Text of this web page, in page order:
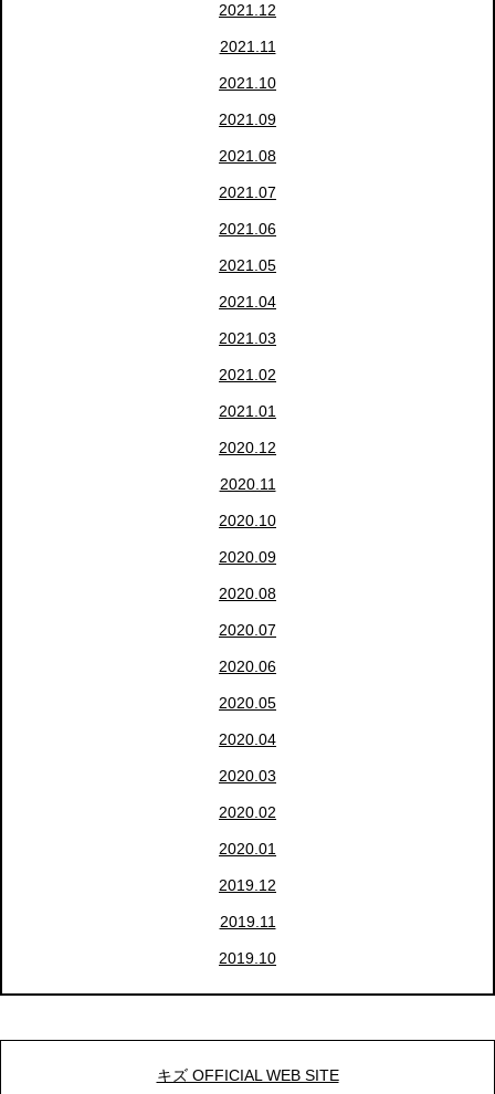
2021.12
2021.11
2021.10
2021.09
2021.08
2021.07
2021.06
2021.05
2021.04
2021.03
2021.02
2021.01
2020.12
2020.11
2020.10
2020.09
2020.08
2020.07
2020.06
2020.05
2020.04
2020.03
2020.02
2020.01
2019.12
2019.11
2019.10
キズ OFFICIAL WEB SITE